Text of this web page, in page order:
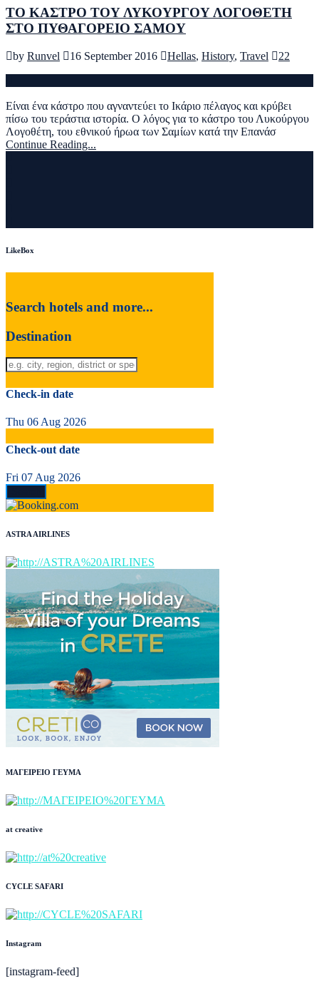
ΤΟ ΚΑΣΤΡΟ ΤΟΥ ΛΥΚΟΥΡΓΟΥ ΛΟΓΟΘΕΤΗ
ΣΤΟ ΠΥΘΑΓΟΡΕΙΟ ΣΑΜΟΥ
by Runvel 16 September 2016 Hellas, History, Travel 22
Είναι ένα κάστρο που αγναντεύει το Ικάριο πέλαγος και κρύβει
πίσω του τεράστια ιστορία. Ο λόγος για το κάστρο του Λυκούργου
Λογοθέτη, του εθνικού ήρωα των Σαμίων κατά την Επανάσ
Continue Reading...
LikeBox
Search hotels and more...
Destination
Check-in date
Thu 06 Aug 2026
Check-out date
Fri 07 Aug 2026
ASTRA AIRLINES
ΜΑΓΕΙΡΕΙΟ ΓΕΥΜΑ
at creative
CYCLE SAFARI
Instagram
[instagram-feed]